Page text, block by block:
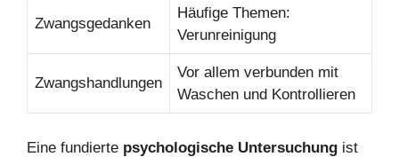
Zwangsgedanken
Häufige Themen:
Verunreinigung
Zwangshandlungen
Vor allem verbunden mit
Waschen und Kontrollieren
Eine fundierte psychologische Untersuchung ist